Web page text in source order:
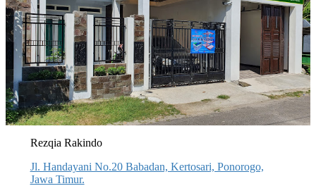
Rezqia Rakindo
Jl. Handayani No.20 Babadan, Kertosari, Ponorogo,
Jawa Timur.